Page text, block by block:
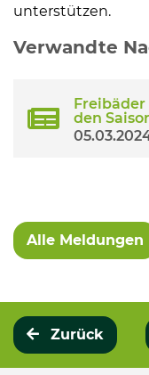
unterstützen.
Weitere
Verwandte
den
Alle Meldungen
Zurück